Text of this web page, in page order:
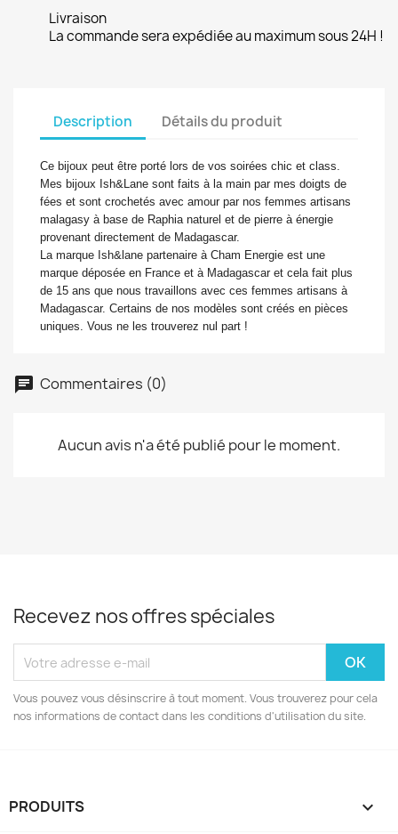
Livraison
La commande sera expédiée au maximum sous 24H !
Description Détails du produit
Ce bijoux peut être porté lors de vos soirées chic et class.
Mes bijoux Ish&Lane sont faits à la main par mes doigts de
fées et sont crochetés avec amour par nos femmes artisans
malagasy à base de Raphia naturel et de pierre à énergie
provenant directement de Madagascar.
La marque Ish&lane partenaire à Cham Energie est une
marque déposée en France et à Madagascar et cela fait plus
de 15 ans que nous travaillons avec ces femmes artisans à
Madagascar. Certains de nos modèles sont créés en pièces
uniques. Vous ne les trouverez nul part !
Commentaires (0)
Aucun avis n'a été publié pour le moment.
Recevez nos offres spéciales
Vous pouvez vous désinscrire à tout moment. Vous trouverez pour cela
nos informations de contact dans les conditions d'utilisation du site.
PRODUITS 